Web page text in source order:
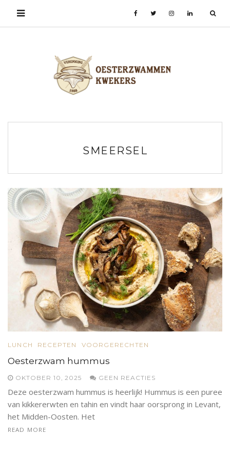
SMEERSEL
LUNCH RECEPTEN VOORGERECHTEN
Oesterzwam hummus
OKTOBER 10, 2025 GEEN REACTIES
Deze oesterzwam hummus is heerlijk! Hummus is een puree
van kikkererwten en tahin en vindt haar oorsprong in Levant,
het Midden-Oosten. Het
READ MORE